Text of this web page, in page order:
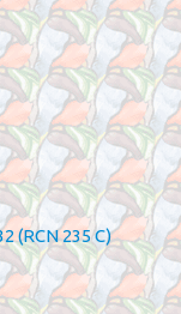
(RCN 235 C)